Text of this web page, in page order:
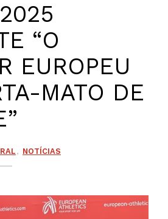
“O
EUROPEU
MATO DE
NOTÍCIAS